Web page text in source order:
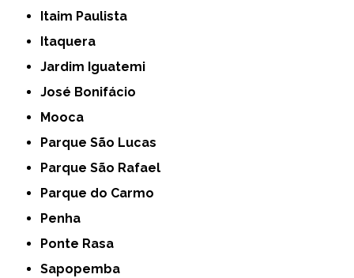
Itaim Paulista
Itaquera
Jardim Iguatemi
José Bonifácio
Mooca
Parque São Lucas
Parque São Rafael
Parque do Carmo
Penha
Ponte Rasa
Sapopemba